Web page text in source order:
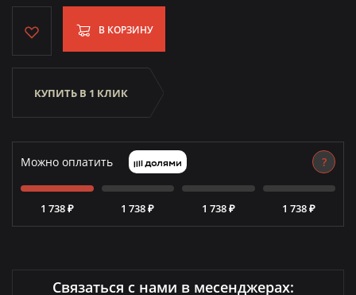
В КОРЗИНУ
КУПИТЬ В 1 КЛИК
Можно оплатить ?
1 738 ₽ 1 738 ₽ 1 738 ₽ 1 738 ₽
Связаться с нами в месенджерах: